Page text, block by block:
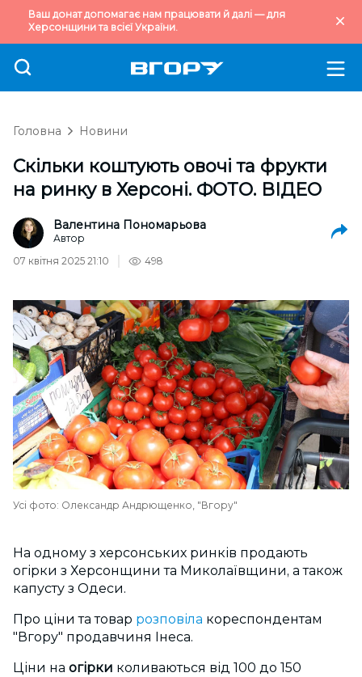
Ваш донат допомагає нам працювати й далі — для
Херсонщини та всієї України.
Головна Новини
Скільки коштують овочі та фрукти
на ринку в Херсоні. ФОТО. ВІДЕО
Валентина Пономарьова
Автор
07 квітня 2025 21:10
498
Усі фото: Олександр Андрющенко, "Вгору"
На одному з херсонських ринків продають
огірки з Херсонщини та Миколаївщини, а також
капусту з Одеси.
Про ціни та товар розповіла кореспондентам
"Вгору" продавчиня Інеса.
Ціни на огірки коливаються від 100 до 150